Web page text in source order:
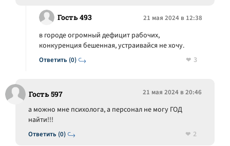
Гость 493 21 мая 2024 в 12:38
Ответить (0)
в городе огромный дефицит рабочих,
конкуренция бешенная, устраивайся не хочу.
3
Гость 597 21 мая 2024 в 20:46
Ответить (0)
а можно мне психолога, a персонал не могу ГОД
найти!!!
2